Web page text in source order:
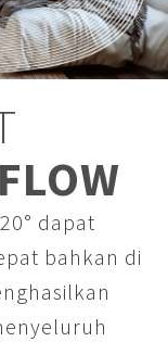
dapat
bahkan di